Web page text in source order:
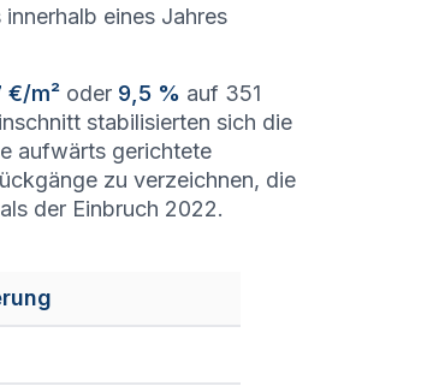
eines Jahres
€/m² oder 9,5 % auf 351
stabilisierten sich die
aufwärts gerichtete
zu verzeichnen, die
der Einbruch 2022.